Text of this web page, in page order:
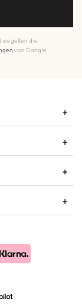
es gelten die
von Google.